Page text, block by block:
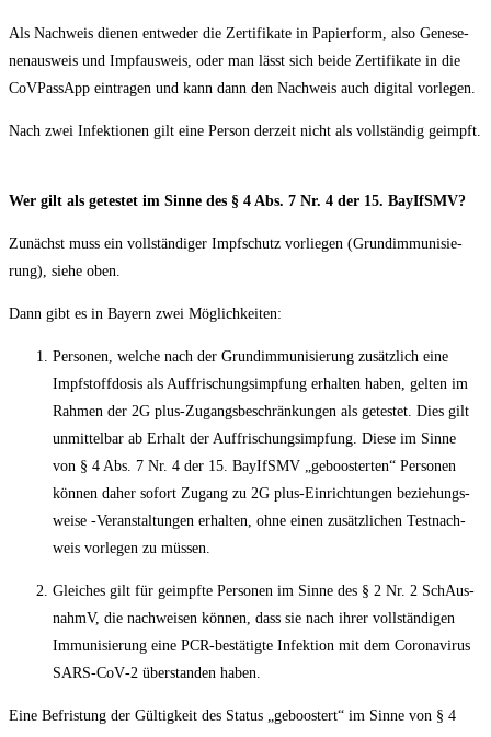
Als Nach­weis die­nen ent­we­der die Zer­ti­fi­ka­te in Papier­form, also Gene­se­
nen­aus­weis und Impf­aus­weis, oder man lässt sich bei­de Zer­ti­fi­ka­te in die
CoV­Pass­App ein­tra­gen und kann dann den Nach­weis auch digi­tal vorlegen.
Nach zwei Infek­tio­nen gilt eine Per­son der­zeit nicht als voll­stän­dig geimpft.
Wer gilt als getes­tet im Sin­ne des § 4 Abs. 7 Nr. 4 der 15. BayIfSMV?
Zunächst muss ein voll­stän­di­ger Impf­schutz vor­lie­gen (Grund­im­mu­ni­sie­
rung), sie­he oben.
Dann gibt es in Bay­ern zwei Möglichkeiten:
Per­so­nen, wel­che nach der Grund­im­mu­ni­sie­rung zusätz­lich eine
Impf­stoff­do­sis als Auf­fri­schungs­imp­fung erhal­ten haben, gel­ten im
Rah­men der 2G plus-Zugangs­be­schrän­kun­gen als getes­tet. Dies gilt
unmit­tel­bar ab Erhalt der Auf­fri­schungs­imp­fung. Die­se im Sin­ne
von § 4 Abs. 7 Nr. 4 der 15. BayIfSMV „geboos­ter­ten“ Per­so­nen
kön­nen daher sofort Zugang zu 2G plus-Ein­rich­tun­gen bezie­hungs­
wei­se ‑Ver­an­stal­tun­gen erhal­ten, ohne einen zusätz­li­chen Test­nach­
weis vor­le­gen zu müssen.
Glei­ches gilt für geimpf­te Per­so­nen im Sin­ne des § 2 Nr. 2 SchAus­
nahmV, die nach­wei­sen kön­nen, dass sie nach ihrer voll­stän­di­gen
Immu­ni­sie­rung eine PCR-bestä­tig­te Infek­ti­on mit dem Coro­na­vi­rus
SARS-CoV‑2 über­stan­den haben.
Eine Befris­tung der Gül­tig­keit des Sta­tus „geboos­tert“ im Sin­ne von § 4